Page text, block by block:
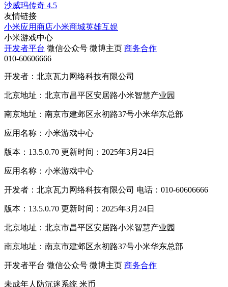
沙威玛传奇 4.5
友情链接
小米应用商店小米商城英雄互娱
小米游戏中心
开发者平台 微信公众号 微博主页 商务合作
010-60606666
开发者：北京瓦力网络科技有限公司
北京地址：北京市昌平区安居路小米智慧产业园
南京地址：南京市建邺区永初路37号小米华东总部
应用名称：小米游戏中心
版本：13.5.0.70 更新时间：2025年3月24日
应用名称：小米游戏中心
开发者：北京瓦力网络科技有限公司 电话：010-60606666
版本：13.5.0.70 更新时间：2025年3月24日
北京地址：北京市昌平区安居路小米智慧产业园
南京地址：南京市建邺区永初路37号小米华东总部
开发者平台 微信公众号 微博主页 商务合作
未成年人防沉迷系统 米币